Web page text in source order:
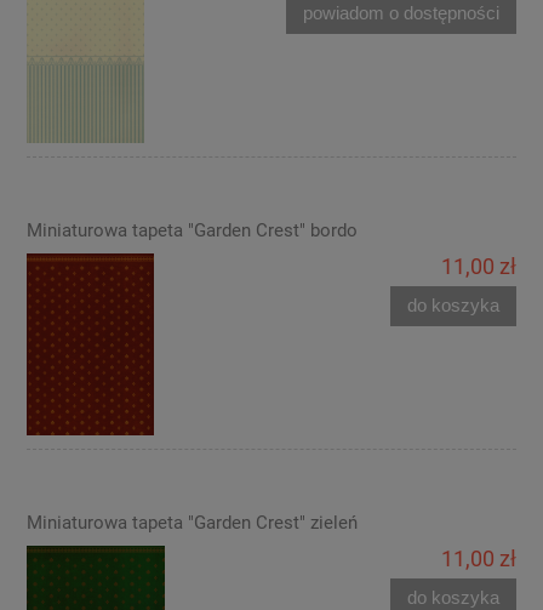
powiadom o dostępności
Miniaturowa tapeta "Garden Crest" bordo
11,00 zł
do koszyka
Miniaturowa tapeta "Garden Crest" zieleń
11,00 zł
do koszyka